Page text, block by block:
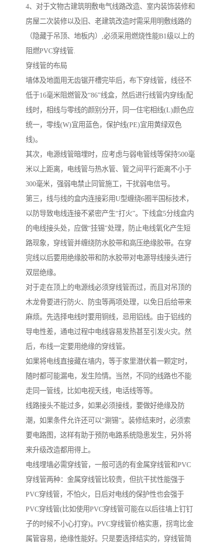
4、对于文物古建筑明敷电气线路改造、室内装饰装修和
房屋二次装修以及旧、老建筑改造时需采用明敷线路的
（隐藏于吊顶、地板内）,必须采用燃烧性能B1级以上的
阻燃PVC穿线管.
穿线管的布局
墙体及地面用无齿锯开槽完毕后，布下穿线管，线径不
低于16毫米阻燃管及“86”线盒，然后进行线管内穿线(配
线时，相线与零线的颜别分开，同一住宅相线(L)颜色应
统一，零线(W)宜用蓝色，保护线(PE)宜用黄绿双色
线)。
其次，电源线管暗埋时，应考虑与弱电管线等保持500毫
米以上距离，电线管与热水管、管之间平行距离不小于
300毫米，强弱电禁止同管施工，干扰弱电信号。
第三，线与线的盒内连接彩用U型缠绕6圈半国标技术，
以防导致电线连接不紧密产生“打火”。下线盒5分线盒内
的电线接头处，应做“挂锡”处理，防止电线氧化产生短
路现象，穿线管并缠绕防水胶带和高压绝缘胶带。在穿
完线以后要用绝缘胶带和防水胶带对电源导线接头进行
双层绝缘。
对于走在顶上的电源线必须穿线管而过，而且对吊顶的
木龙骨要进行防火、防虫等两项处理，以免日后给带来
麻烦。先选择电线时要用铜线，忌用铝线。由于铝线的
导电性差，通电过程中电线容易发热甚至引发火灾。然
后，布线一定要用绝缘的穿线管。
如果将电线直接藏在墙内，等于家里潜伏着一颗定时，
随时都可能漏电，发生险情。当然，不同的线路也不能
走同一管线，比如电视天线，电话线等等。
线路接头不能过多，如果必须接线，要做好绝缘及防
潮，如果条件允许还可以“涮锡”。装修结束时，必须索
要电路图，这样有助于预防电路系统隐患发生，另外将
来升级改造都用得上。
电线埋墙必需穿线管，一般可选的有金属穿线管和PVC
穿线管两种：金属穿线管比较贵，但抗干扰性能强于
PVC穿线管，不怕火，日后对电线的保护性也会强于
PVC穿线管(比如使用PVC穿线管可能在以后往墙上钉钉
子的时候不小心打穿)。PVC穿线管价格实惠，拐弯比金
属管容易，绝缘性能好。只是要选择结实的，穿线管简